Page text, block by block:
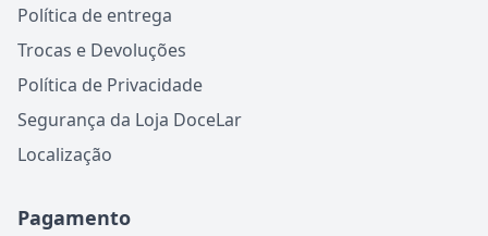
Política de entrega
Trocas e Devoluções
Política de Privacidade
Segurança da Loja DoceLar
Localização
Pagamento